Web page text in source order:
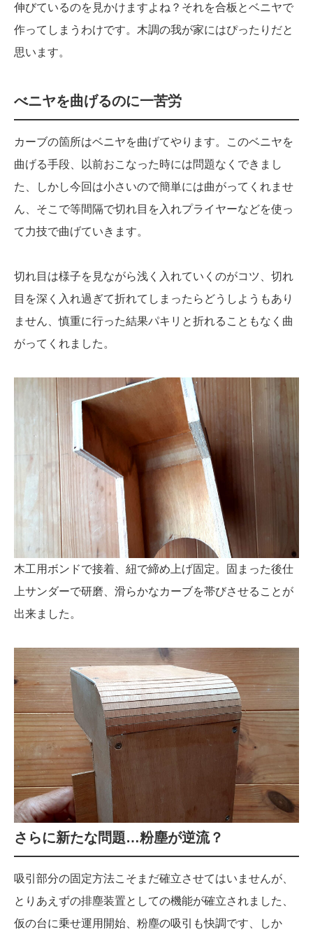
伸びているのを見かけますよね？それを合板とベニヤで
作ってしまうわけです。木調の我が家にはぴったりだと
思います。
べニヤを曲げるのに一苦労
カーブの箇所はベニヤを曲げてやります。このベニヤを
曲げる手段、以前おこなった時には問題なくできまし
た、しかし今回は小さいので簡単には曲がってくれませ
ん、そこで等間隔で切れ目を入れプライヤーなどを使っ
て力技で曲げていきます。
切れ目は様子を見ながら浅く入れていくのがコツ、切れ
目を深く入れ過ぎて折れてしまったらどうしようもあり
ません、慎重に行った結果パキリと折れることもなく曲
がってくれました。
木工用ボンドで接着、紐で締め上げ固定。固まった後仕
上サンダーで研磨、滑らかなカーブを帯びさせることが
出来ました。
さらに新たな問題…粉塵が逆流？
吸引部分の固定方法こそまだ確立させてはいませんが、
とりあえずの排塵装置としての機能が確立されました、
仮の台に乗せ運用開始、粉塵の吸引も快調です、しか